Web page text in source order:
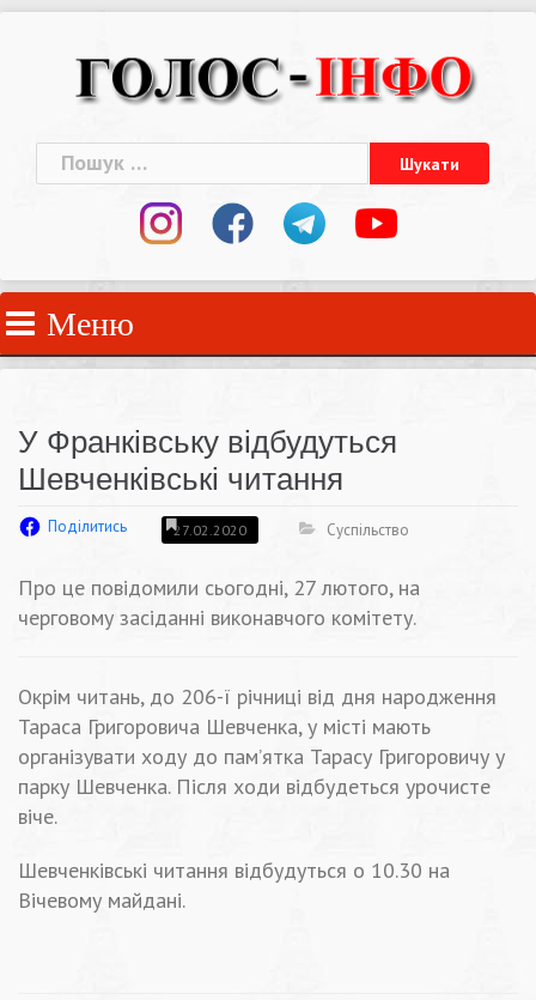
Пошук:
Меню
У Франківську відбудуться
Шевченківські читання
Поділитись 27.02.2020 Суспільство
Про це повідомили сьогодні, 27 лютого, на
черговому засіданні виконавчого комітету.
Окрім читань, до 206-ї річниці від дня народження
Тараса Григоровича Шевченка, у місті мають
організувати ходу до пам’ятка Тарасу Григоровичу у
парку Шевченка. Після ходи відбудеться урочисте
віче.
Шевченківські читання відбудуться о 10.30 на
Вічевому майдані.